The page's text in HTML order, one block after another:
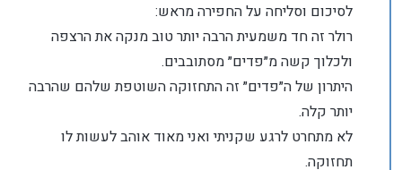
לסיכום וסליחה על החפירה מראש:
רולר זה חד משמעית הרבה יותר טוב מנקה את הרצפה
ולכלוך קשה מ״פדים״ מסתובבים.
היתרון של ה״פדים״ זה התחזוקה השוטפת שלהם שהרבה
יותר קלה.
לא מתחרט לרגע שקניתי ואני מאוד אוהב לעשות לו
תחזוקה.